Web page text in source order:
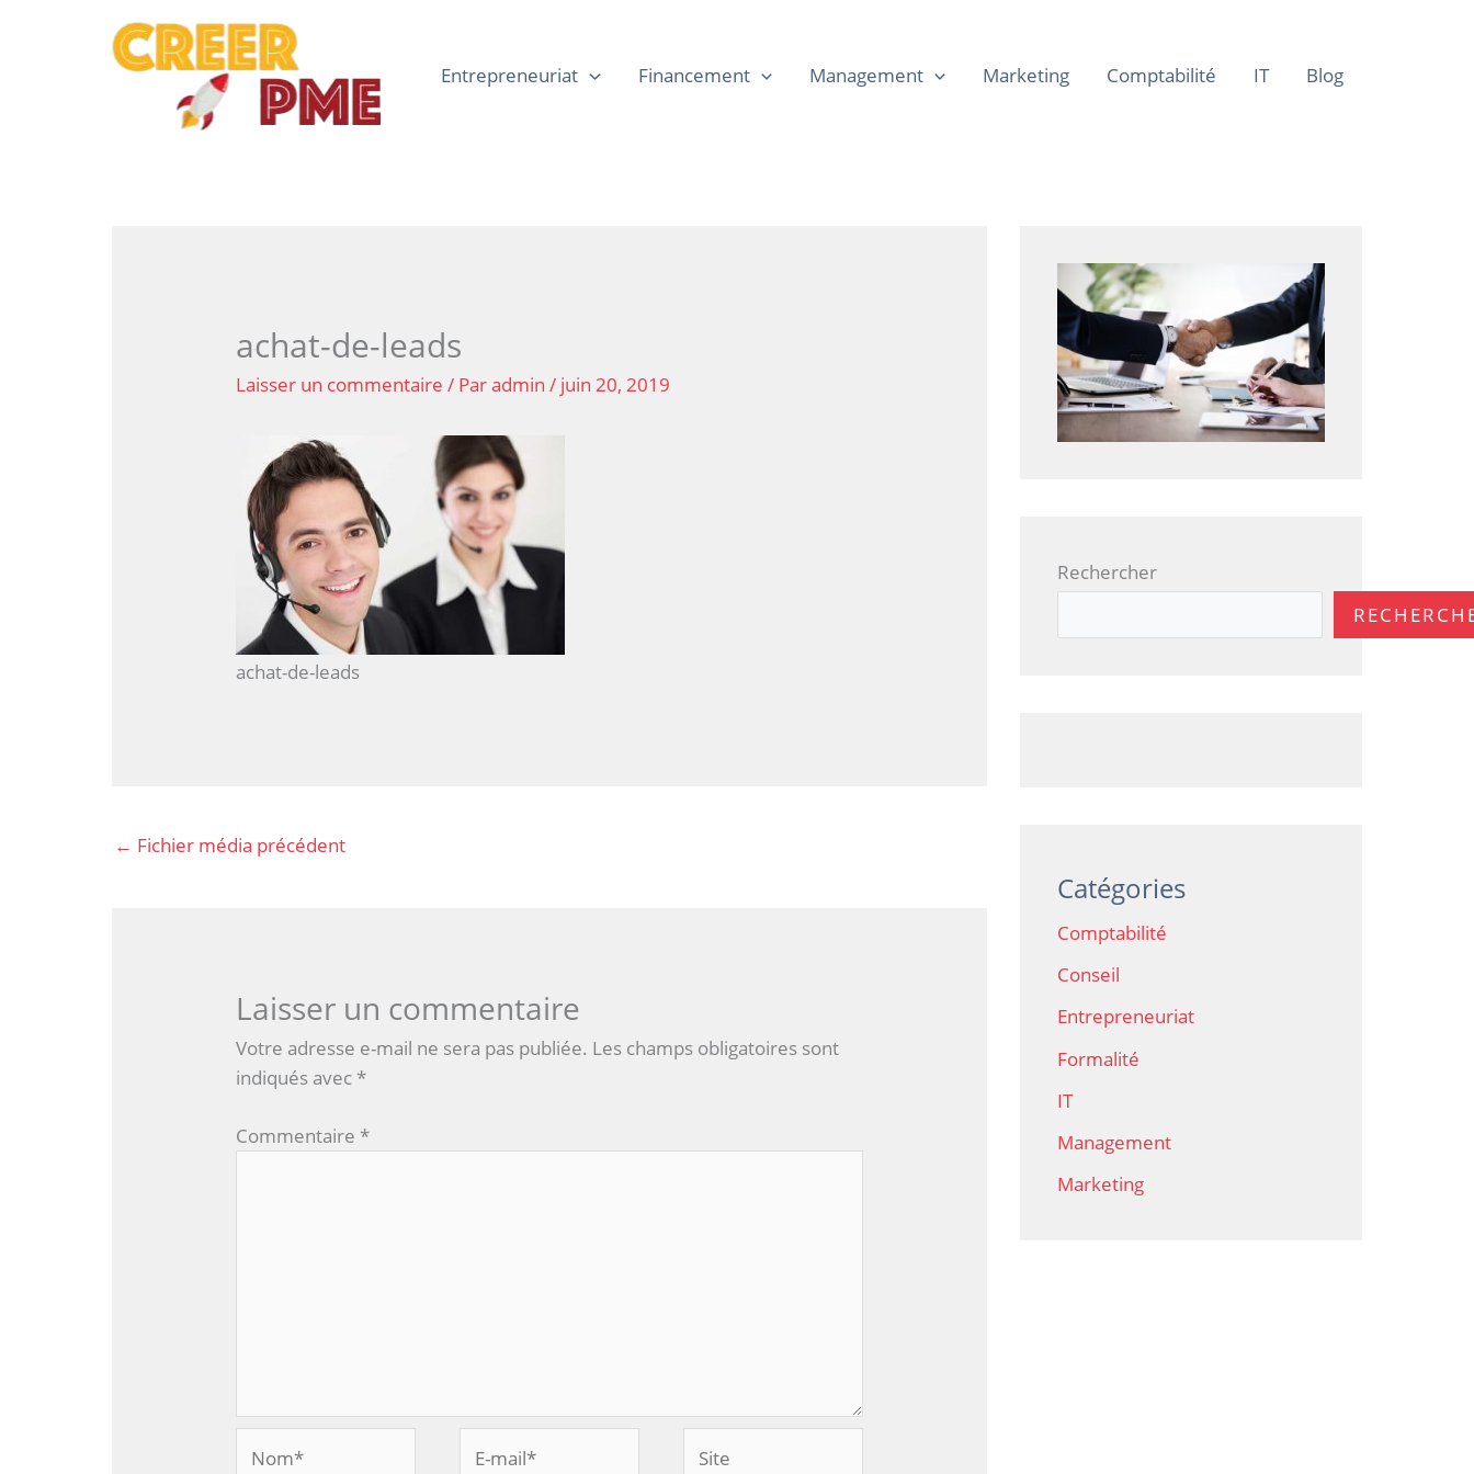
Entrepreneuriat Financement Management Marketing Comptabilité IT Blog
achat-de-leads
Laisser un commentaire / Paradmin/ juin 20, 2019
achat-de-leads
← Fichier média précédent
Laisser un commentaire
Votre adresse e-mail ne sera pas publiée. Les champs obligatoires sont
indiqués avec *
Commentaire *
Rechercher
Catégories
Comptabilité
Conseil
Entrepreneuriat
Formalité
IT
Management
Marketing